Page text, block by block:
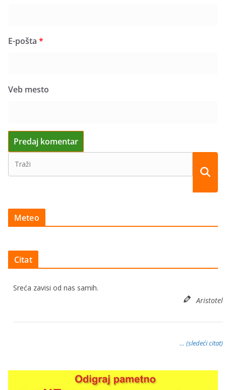
E-pošta *
Veb mesto
Meteo
Citat
Sreća zavisi od nas samih.
Aristotel
… (sledeći citat)